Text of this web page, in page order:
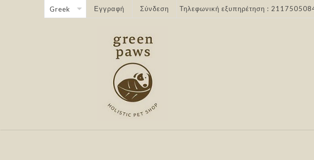
Εγγραφή Σύνδεση Τηλεφωνική εξυπηρέτηση :